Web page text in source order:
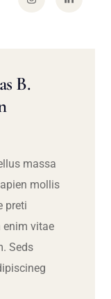
B.
massa
mollis
preti
enim vitae
Seds